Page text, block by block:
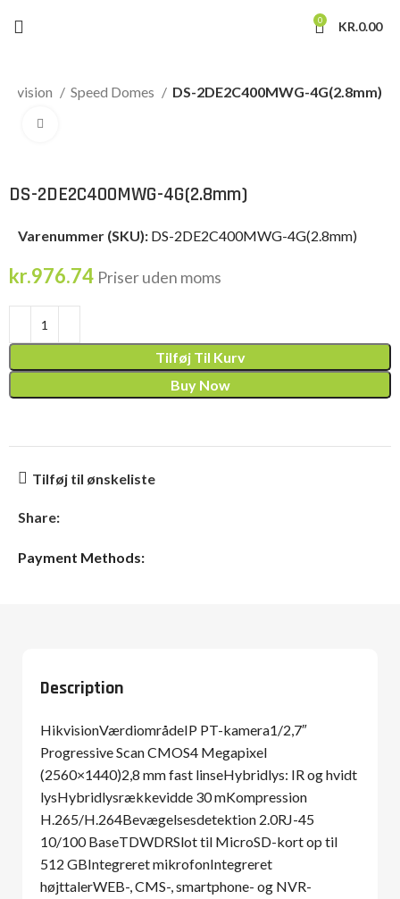
0 KR.0.00
Speed Domes DS-2DE2C400MWG-4G(2.8mm)
DS-2DE2C400MWG-4G(2.8mm)
Varenummer (SKU): DS-2DE2C400MWG-4G(2.8mm)
kr.976.74 Priser uden moms
Tilføj Til Kurv
Buy Now
Tilføj til ønskeliste
Share:
Payment Methods:
Description
HikvisionVærdiområdeIP PT-kamera1/2,7″
Progressive Scan CMOS4 Megapixel
(2560×1440)2,8 mm fast linseHybridlys: IR og hvidt
lysHybridlysrækkevidde 30 mKompression
H.265/H.264Bevægelsesdetektion 2.0RJ-45
10/100 BaseTDWDRSlot til MicroSD-kort op til
512 GBIntegreret mikrofonIntegreret
højttalerWEB-, CMS-, smartphone- og NVR-